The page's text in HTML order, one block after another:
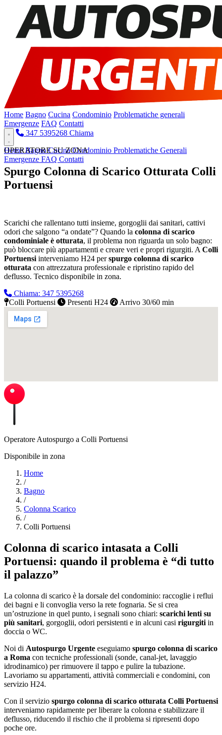
Home Bagno Cucina Condominio Problematiche generali
Emergenze FAQ Contatti
347 5395268 Chiama
HomeBagnoCucinaCondominio Problematiche Generali
Emergenze FAQ Contatti
OPERATORE SU ZONA
Spurgo Colonna di Scarico Otturata Colli
Portuensi
Scarichi che rallentano tutti insieme, gorgoglii dai sanitari, cattivi
odori che salgono “a ondate”? Quando la colonna di scarico
condominiale è otturata, il problema non riguarda un solo bagno:
può bloccare più appartamenti e creare veri e propri rigurgiti. A Colli
Portuensi interveniamo H24 perspurgo colonna di scarico
otturata con attrezzatura professionale e ripristino rapido del
deflusso. Tecnico disponibile in zona.
Chiama: 347 5395268
Colli Portuensi
Presenti H24 Arrivo 30/60 min
Operatore Autospurgo a Colli Portuensi
Disponibile in zona
Home
/
Bagno
/
Colonna Scarico
/
Colli Portuensi
Colonna di scarico intasata a Colli
Portuensi: quando il problema è “di tutto
il palazzo”
La colonna di scarico è la dorsale del condominio: raccoglie i reflui
dei bagni e li convoglia verso la rete fognaria. Se si crea
un’ostruzione in quel punto, i segnali sono chiari: scarichi lenti su
più sanitari, gorgoglii, odori persistenti e in alcuni casi rigurgiti in
doccia o WC.
Noi di Autospurgo Urgente eseguiamo spurgo colonna di scarico
a Roma con tecniche professionali (sonde, canal-jet, lavaggio
idrodinamico) per rimuovere il tappo e pulire la tubazione.
Lavoriamo su appartamenti, attività commerciali e condomini, con
servizio H24.
Con il servizio spurgo colonna di scarico otturata Colli Portuensi
interveniamo rapidamente per liberare la colonna e stabilizzare il
deflusso, riducendo il rischio che il problema si ripresenti dopo
poche ore.